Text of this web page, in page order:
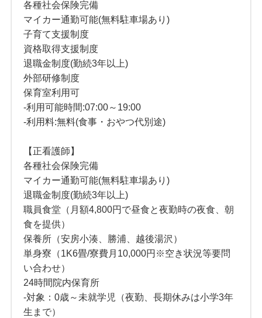
各種社会保険完備
マイカー通勤可能(無料駐車場あり)
子育て支援制度
資格取得支援制度
退職金制度(勤続3年以上)
外部研修制度
保育室利用可
-利用可能時間:07:00～19:00
-利用料:無料(食事・おやつ代別途)
【正看護師】
各種社会保険完備
マイカー通勤可能(無料駐車場あり)
退職金制度(勤続3年以上)
職員食堂（月額4,800円で昼食と夜勤時の夜食、朝
食を提供）
保養所（安房小湊、勝浦、越後湯沢）
単身寮（1K6畳/寮費月10,000円※空き状況等要問
い合わせ）
24時間院内保育所
-対象：0歳～未就学児（夜勤、長期休みは小学3年
生まで）